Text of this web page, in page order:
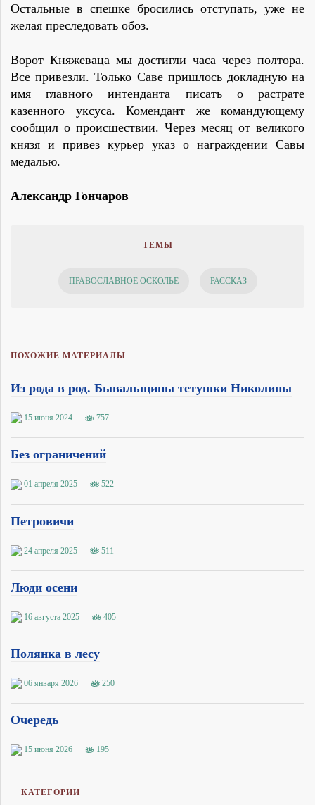
Остальные в спешке бросились отступать, уже не
желая преследовать обоз.
Ворот Княжеваца мы достигли часа через полтора.
Все привезли. Только Саве пришлось докладную на
имя главного интенданта писать о растрате
казенного уксуса. Комендант же командующему
сообщил о происшествии. Через месяц от великого
князя и привез курьер указ о награждении Савы
медалью.
Александр Гончаров
ТЕМЫ
ПРАВОСЛАВНОЕ ОСКОЛЬЕ РАССКАЗ
ПОХОЖИЕ МАТЕРИАЛЫ
Из рода в род. Бывальщины тетушки Николины
15 июня 2024 757
Без ограничений
01 апреля 2025 522
Петровичи
24 апреля 2025 511
Люди осени
16 августа 2025 405
Полянка в лесу
06 января 2026 250
Очередь
15 июня 2026 195
КАТЕГОРИИ